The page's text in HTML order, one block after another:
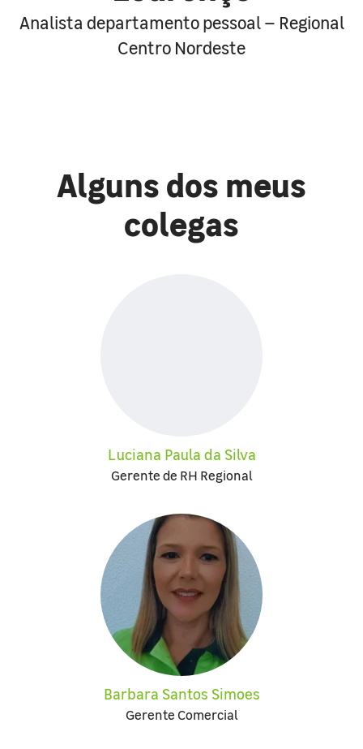
Analista departamento pessoal – Regional
Centro Nordeste
Alguns dos meus
colegas
Luciana Paula da Silva
Gerente de RH Regional
Barbara Santos Simoes
Gerente Comercial